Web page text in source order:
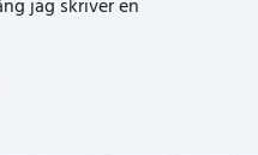
jag skriver en